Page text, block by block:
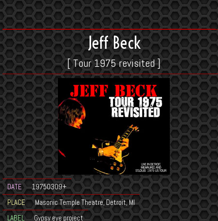
Jeff Beck
[ Tour 1975 revisited ]
DATE
19750309+
PLACE
Masonic Temple Theatre, Detroit, MI
LABEL
Gypsy eye project